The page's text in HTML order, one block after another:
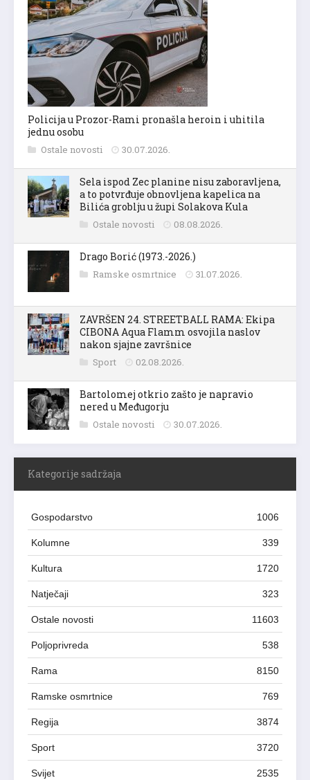
Policija u Prozor-Rami pronašla heroin i uhitila
jednu osobu
Ostale novosti 30.07.2026.
Sela ispod Zec planine nisu zaboravljena,
a to potvrđuje obnovljena kapelica na
Bilića groblju u župi Solakova Kula
Ostale novosti 08.08.2026.
Drago Borić (1973.-2026.)
Ramske osmrtnice 31.07.2026.
ZAVRŠEN 24. STREETBALL RAMA: Ekipa
CIBONA Aqua Flamm osvojila naslov
nakon sjajne završnice
Sport 02.08.2026.
Bartolomej otkrio zašto je napravio
nered u Međugorju
Ostale novosti 30.07.2026.
Kategorije sadržaja
Gospodarstvo 1006
Kolumne 339
Kultura 1720
Natječaji 323
Ostale novosti 11603
Poljoprivreda 538
Rama 8150
Ramske osmrtnice 769
Regija 3874
Sport 3720
Svijet 2535